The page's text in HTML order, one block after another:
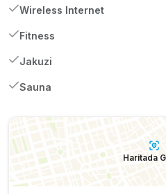
Wireless Internet
Fitness
Jakuzi
Sauna
Haritada